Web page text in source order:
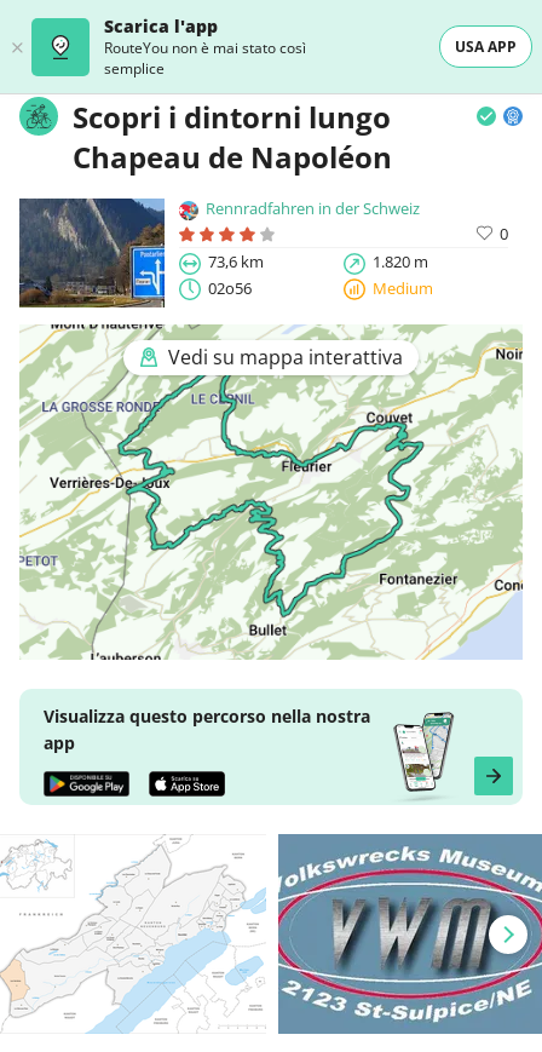
Scarica l'app
RouteYou non è mai stato così
semplice
USA APP
Scopri i dintorni lungo
Chapeau de Napoléon
Rennradfahren in der Schweiz
0
73,6 km
1.820 m
02o56
Medium
Vedi su mappa interattiva
Visualizza questo percorso nella nostra
app